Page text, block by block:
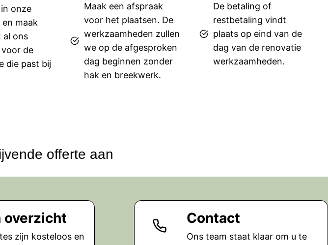
onze
maak
al ons
de
die past bij
Maak een afspraak
voor het plaatsen. De
werkzaamheden zullen
we op de afgesproken
dag beginnen zonder
hak en breekwerk.
De betaling of
restbetaling vindt
plaats op eind van de
dag van de renovatie
werkzaamheden.
offerte aan
overzicht
zijn kosteloos en
Contact
Ons team staat klaar om u te